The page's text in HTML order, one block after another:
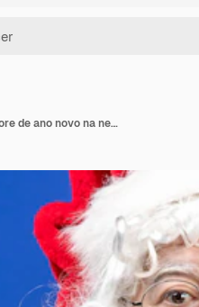
Vista frontal do papai noel segurando uma pequena árvore de ano novo na neve azul.